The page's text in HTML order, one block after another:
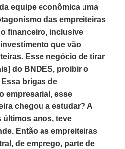
equipe econômica uma
das empreiteiras
financeiro, inclusive
que vão
Esse negócio de tirar
do BNDES, proibir o
Essa brigas de
empresarial, esse
chegou a estudar? A
últimos anos, teve
Então as empreiteiras
de emprego, parte de